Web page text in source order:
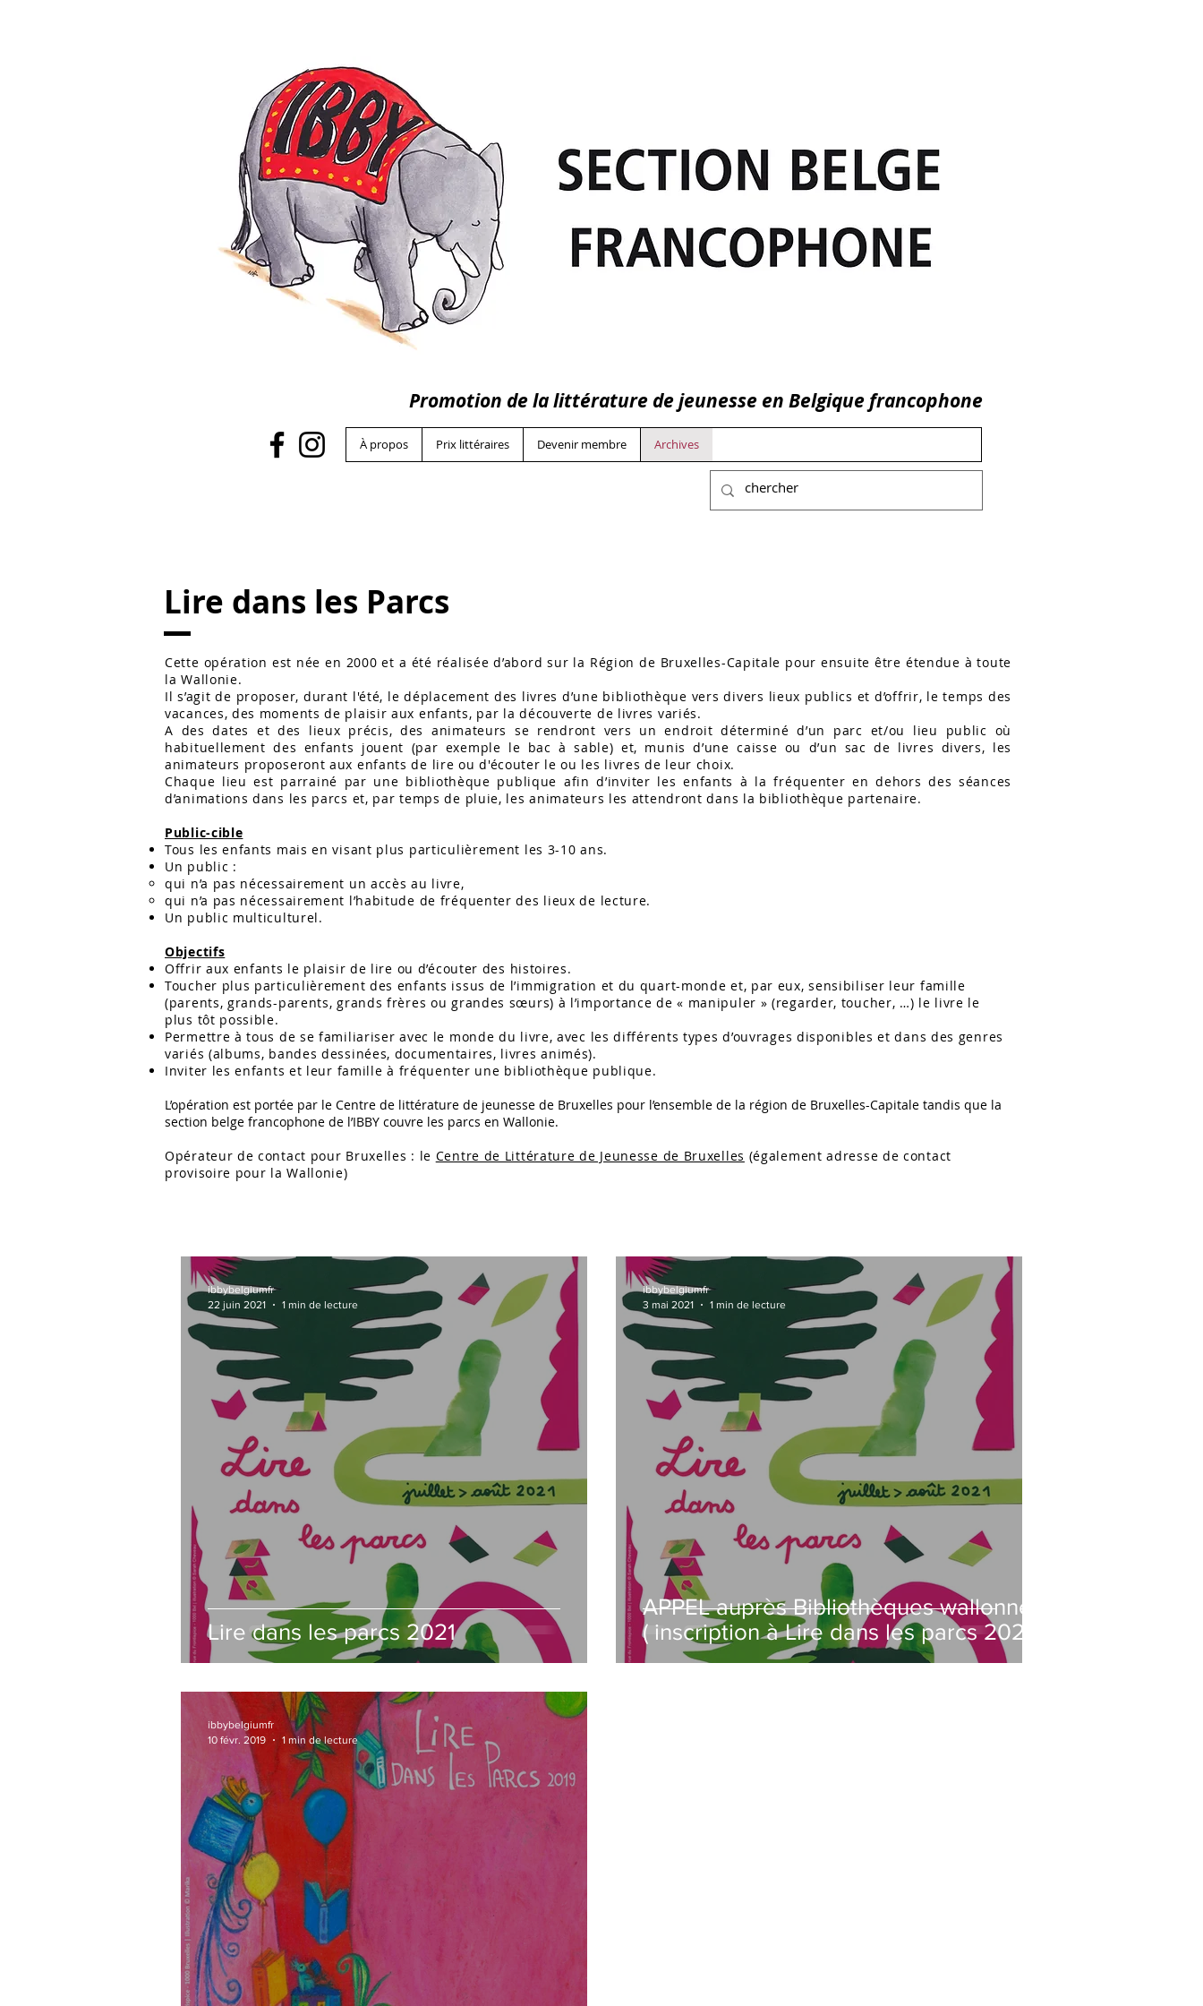
Promotion de la littérature de jeunesse en Belgique francophone
À propos Prix littéraires Devenir membre Archives
Lire dans les Parcs
Cette opération est née en 2000 et a été réalisée d’abord sur la Région de Bruxelles-Capitale pour ensuite être étendue à toute
la Wallonie.
Il s’agit de proposer, durant l'été, le déplacement des livres d’une bibliothèque vers divers lieux publics et d’offrir, le temps des
vacances, des moments de plaisir aux enfants, par la découverte de livres variés.
A des dates et des lieux précis, des animateurs se rendront vers un endroit déterminé d’un parc et/ou lieu public où
habituellement des enfants jouent (par exemple le bac à sable) et, munis d’une caisse ou d’un sac de livres divers, les
animateurs proposeront aux enfants de lire ou d'écouter le ou les livres de leur choix.
Chaque lieu est parrainé par une bibliothèque publique afin d’inviter les enfants à la fréquenter en dehors des séances
d’animations dans les parcs et, par temps de pluie, les animateurs les attendront dans la bibliothèque partenaire.
Public-cible
Tous les enfants mais en visant plus particulièrement les 3-10 ans.
Un public :
qui n’a pas nécessairement un accès au livre,
qui n’a pas nécessairement l’habitude de fréquenter des lieux de lecture.
Un public multiculturel.
Objectifs
Offrir aux enfants le plaisir de lire ou d’écouter des histoires.
Toucher plus particulièrement des enfants issus de l’immigration et du quart-monde et, par eux, sensibiliser leur famille
(parents, grands-parents, grands frères ou grandes sœurs) à l’importance de « manipuler » (regarder, toucher, …) le livre le
plus tôt possible.
Permettre à tous de se familiariser avec le monde du livre, avec les différents types d’ouvrages disponibles et dans des genres
variés (albums, bandes dessinées, documentaires, livres animés).
Inviter les enfants et leur famille à fréquenter une bibliothèque publique.
L’opération est portée par le Centre de littérature de jeunesse de Bruxelles pour l’ensemble de la région de Bruxelles-Capitale tandis que la
section belge francophone de l’IBBY couvre les parcs en Wallonie.
Opérateur de contact pour Bruxelles : le Centre de Littérature de Jeunesse de Bruxelles (également adresse de contact
provisoire pour la Wallonie)
Lire dans les parcs 2021
ibbybelgiumfr
22 juin 2021
1 min de lecture
APPEL auprès Bibliothèques wallonnes
( inscription à Lire dans les parcs 2021)
ibbybelgiumfr
3 mai 2021
1 min de lecture
ibbybelgiumfr
10 févr. 2019
1 min de lecture